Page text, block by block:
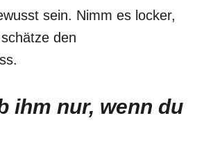
sein. Nimm es locker,
den
ihm nur, wenn du